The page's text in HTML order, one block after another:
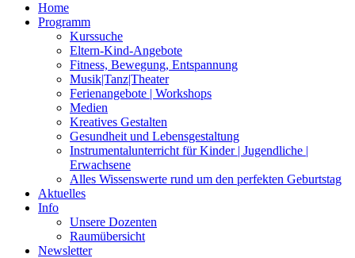
Home
Programm
Kurssuche
Eltern-Kind-Angebote
Fitness, Bewegung, Entspannung
Musik|Tanz|Theater
Ferienangebote | Workshops
Medien
Kreatives Gestalten
Gesundheit und Lebensgestaltung
Instrumentalunterricht für Kinder | Jugendliche |
Erwachsene
Alles Wissenswerte rund um den perfekten Geburtstag
Aktuelles
Info
Unsere Dozenten
Raumübersicht
Newsletter